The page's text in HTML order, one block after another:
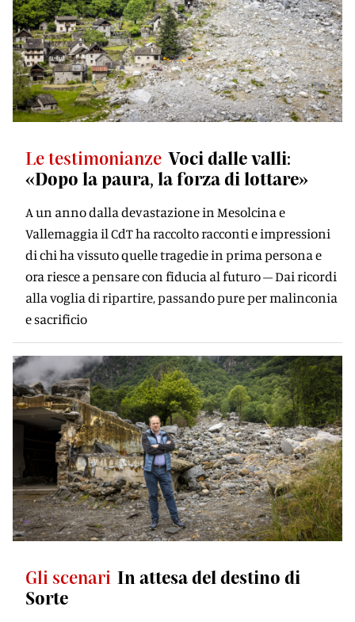
Le testimonianze Voci dalle valli:
«Dopo la paura, la forza di lottare»
A un anno dalla devastazione in Mesolcina e
Vallemaggia il CdT ha raccolto racconti e impressioni
di chi ha vissuto quelle tragedie in prima persona e
ora riesce a pensare con fiducia al futuro – Dai ricordi
alla voglia di ripartire, passando pure per malinconia
e sacrificio
Gli scenari In attesa del destino di
Sorte